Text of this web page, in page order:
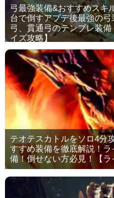
弓最強装備&おすすめスキ
台で倒すアプデ後最強の
弓、貫通弓のテンプレ装
イズ攻略】
テオテスカトルをソロ4分
すすめ装備を徹底解説！
備！倒せない方必見！【ラ